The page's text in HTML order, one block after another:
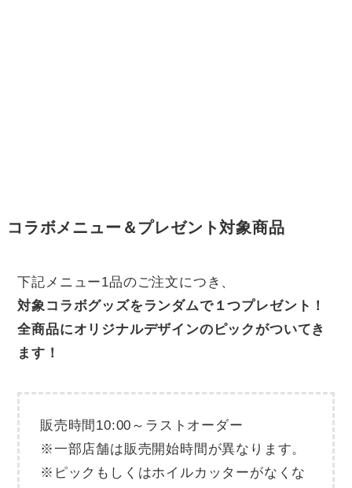
コラボメニュー＆プレゼント対象商品
下記メニュー1品のご注文につき、
対象コラボグッズをランダムで１つプレゼント！
全商品にオリジナルデザインのピックがついてき
ます！
販売時間10:00～ラストオーダー
※一部店舗は販売開始時間が異なります。
※ピックもしくはホイルカッターがなくな